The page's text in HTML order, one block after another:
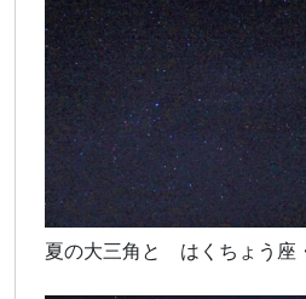
夏の大三角と はくちょう座